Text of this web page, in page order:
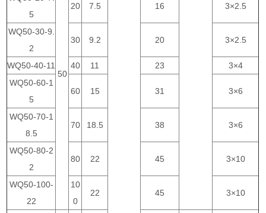
50
5
20 7.5 16 3×2.5
WQ50-30-9.
2
30 9.2 20 3×2.5
WQ50-40-11 40 11 23
3×4
WQ50-60-1
5
60 15 31 3×6
WQ50-70-1
8.5
70 18.5 38 3×6
WQ50-80-2
2
80 22 45 3×10
WQ50-100-
22
10
0
22 45 3×10